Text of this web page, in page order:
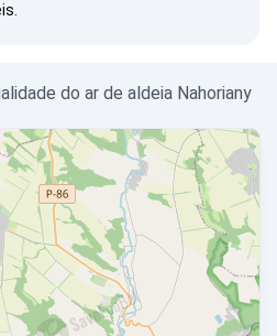
do ar de aldeia Nahoriany